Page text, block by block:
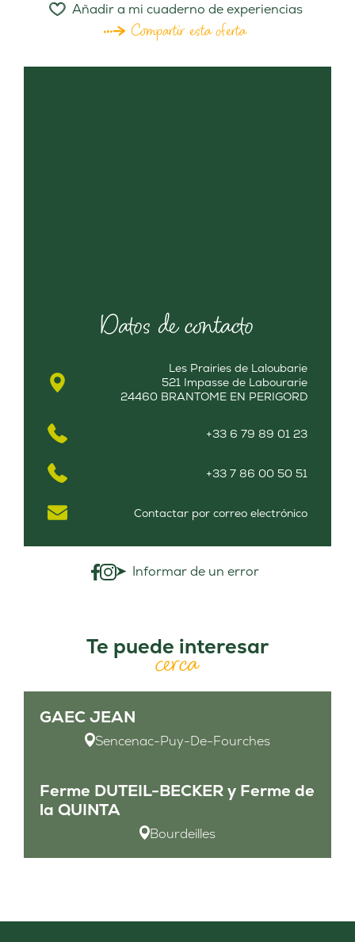
Añadir a mi cuaderno de experiencias
Compartir esta oferta
Datos de contacto
Les Prairies de Laloubarie
521 Impasse de Labourarie
24460 BRANTOME EN PERIGORD
+33 6 79 89 01 23
+33 7 86 00 50 51
Contactar por correo electrónico
Informar de un error
Te puede interesar
cerca
GAEC JEAN
Sencenac-Puy-De-Fourches
Ferme DUTEIL-BECKER y Ferme de
la QUINTA
Bourdeilles